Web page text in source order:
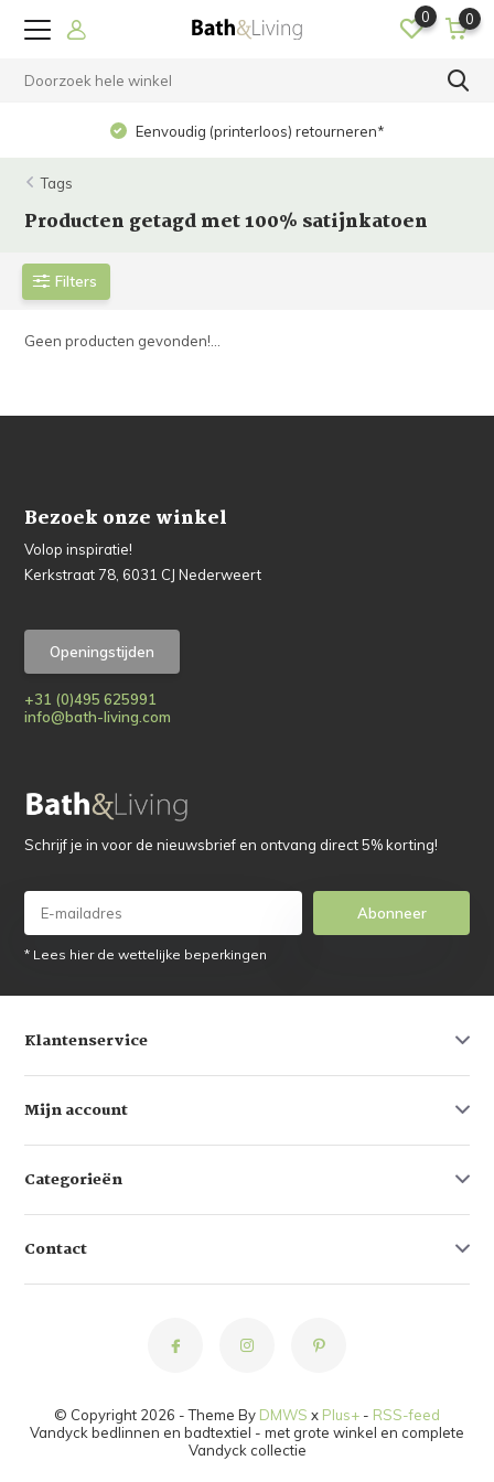
0 0
Eenvoudig (printerloos) retourneren*
Tags
Producten getagd met 100% satijnkatoen
Filters
Geen producten gevonden!...
Bezoek onze winkel
Volop inspiratie!
Kerkstraat 78, 6031 CJ Nederweert
Openingstijden
+31 (0)495 625991
info@bath-living.com
Schrijf je in voor de nieuwsbrief en ontvang direct 5% korting!
Abonneer
* Lees hier de wettelijke beperkingen
Klantenservice
Mijn account
Categorieën
Contact
© Copyright 2026 - Theme By DMWS x Plus+ - RSS-feed
Vandyck bedlinnen en badtextiel - met grote winkel en complete
Vandyck collectie